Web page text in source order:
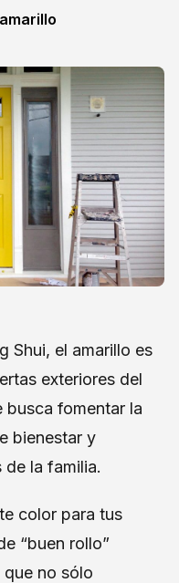
Shui, el amarillo es
exteriores del
busca fomentar la
bienestar y
la familia.
color para tus
“buen rollo”
no sólo